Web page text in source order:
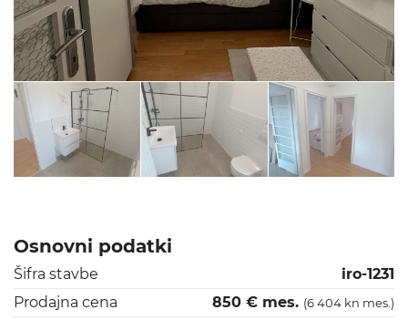
Osnovni podatki
Šifra stavbe
iro-1231
Prodajna cena
850 € mes. (6 404 kn mes.)